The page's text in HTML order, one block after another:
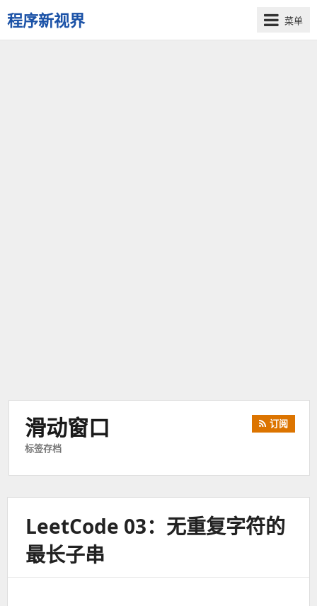
程序新视界
开
菜单
滑动窗口
标签存档
订阅
LeetCode 03：无重复字符的
最长子串